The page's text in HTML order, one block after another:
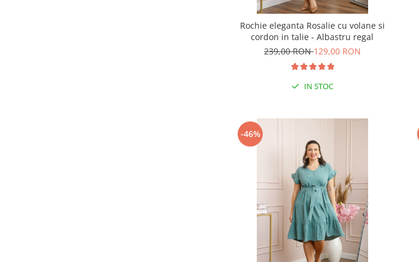
Rochie eleganta Rosalie cu volane si
cordon in talie - Albastru regal
239,00 RON129,00 RON
IN STOC
-46%